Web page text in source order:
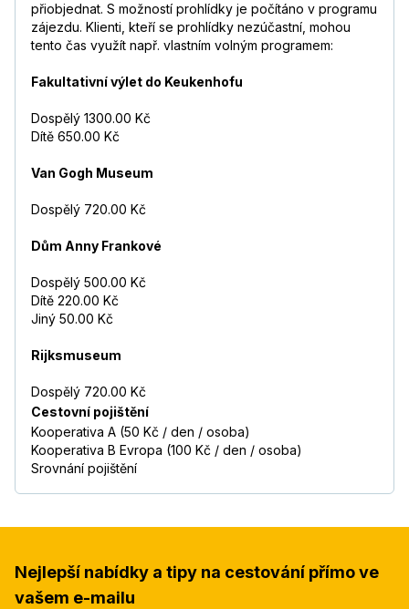
přiobjednat. S možností prohlídky je počítáno v programu
zájezdu. Klienti, kteří se prohlídky nezúčastní, mohou
tento čas využít např. vlastním volným programem:
Fakultativní výlet do Keukenhofu
Dospělý 1300.00 Kč
Dítě 650.00 Kč
Van Gogh Museum
Dospělý 720.00 Kč
Dům Anny Frankové
Dospělý 500.00 Kč
Dítě 220.00 Kč
Jiný 50.00 Kč
Rijksmuseum
Dospělý 720.00 Kč
Cestovní pojištění
Kooperativa A (50 Kč / den / osoba)
Kooperativa B Evropa (100 Kč / den / osoba)
Srovnání pojištění
Nejlepší nabídky a tipy na cestování přímo ve
vašem e-mailu